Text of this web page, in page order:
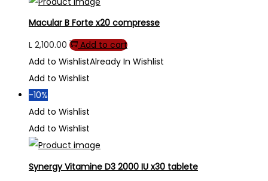
Macular B Forte x20 compresse
L 2,100.00
Add to cart
Add to WishlistAlready In Wishlist
Add to Wishlist
-10%
Add to Wishlist
Add to Wishlist
Synergy Vitamine D3 2000 IU x30 tablete